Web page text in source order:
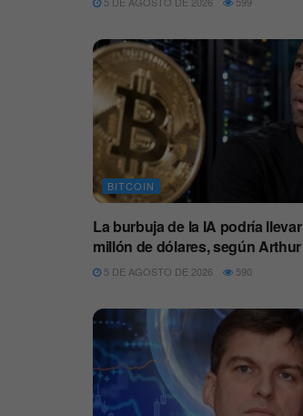
BITCOIN
La burbuja de la IA podría
millón de dólares, según
5 DE AGOSTO DE 2026 590